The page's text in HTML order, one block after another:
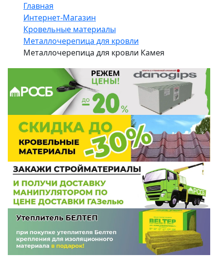
Главная
Интернет-Магазин
Кровельные материалы
Металлочерепица для кровли
Металлочерепица для кровли Камея